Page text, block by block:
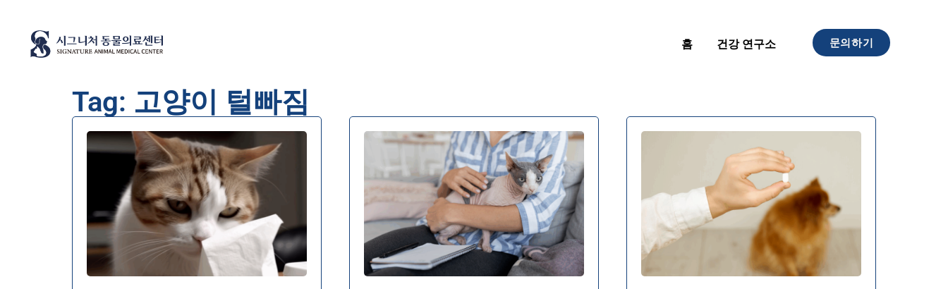
홈 건강 연구소 문의하기
Tag: 고양이 털빠짐